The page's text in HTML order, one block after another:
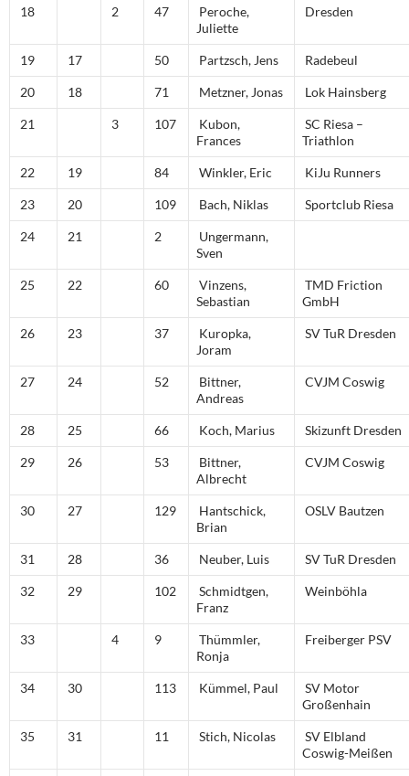
18 2 47
Peroche,
Juliette
Dresden
19 17 50 Partzsch, Jens Radebeul
20 18 71 Metzner, Jonas Lok Hainsberg
21 3 107
Kubon,
Frances
SC Riesa –
Triathlon
22 19 84 Winkler, Eric KiJu Runners
23 20 109 Bach, Niklas Sportclub Riesa
24 21 2
Ungermann,
Sven
25 22 60
Vinzens,
Sebastian
TMD Friction
GmbH
26 23 37
Kuropka,
Joram
SV TuR Dresden
27 24 52
Bittner,
Andreas
CVJM Coswig
28 25 66 Koch, Marius Skizunft Dresden
29 26 53
Bittner,
Albrecht
CVJM Coswig
30 27 129
Hantschick,
Brian
OSLV Bautzen
31 28 36 Neuber, Luis SV TuR Dresden
32 29 102
Schmidtgen,
Franz
Weinböhla
33 4 9
Thümmler,
Ronja
Freiberger PSV
34 30 113 Kümmel, Paul
SV Motor
Großenhain
35 31 11 Stich, Nicolas
SV Elbland
Coswig-Meißen